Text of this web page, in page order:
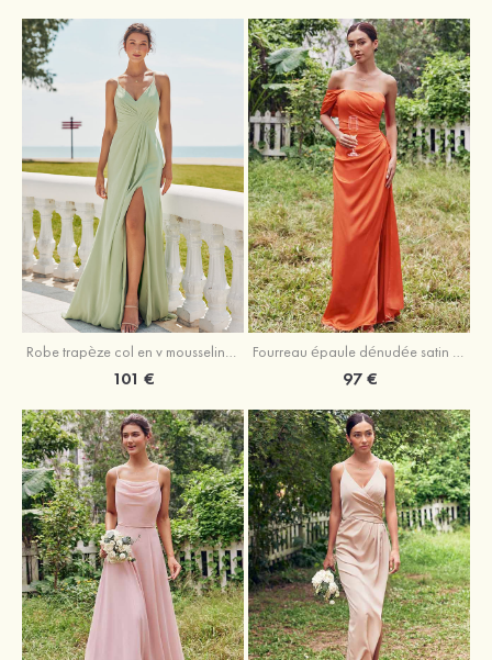
Robe trapèze col en v mousseline ras du sol robe de demoiselle d'honneur
101 €
Fourreau épaule dénudée satin extensible ras du sol robe de demoiselle d'honneur
97 €